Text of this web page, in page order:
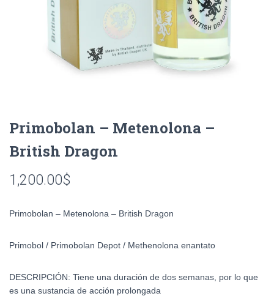
Primobolan – Metenolona –
British Dragon
1,200.00$
Primobolan – Metenolona – British Dragon
Primobol / Primobolan Depot / Methenolona enantato
DESCRIPCIÓN: Tiene una duración de dos semanas, por lo que
es una sustancia de acción prolongada